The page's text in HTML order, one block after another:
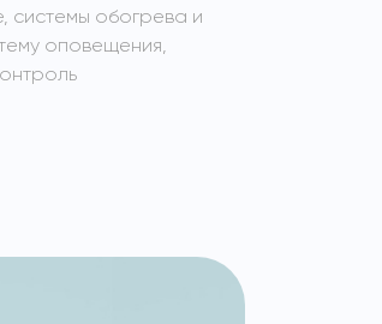
системы обогрева и
оповещения,